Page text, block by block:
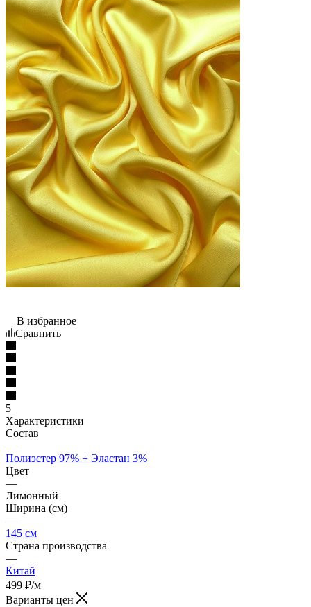
В избранное
Сравнить
5
Характеристики
Состав
—
Полиэстер 97% + Эластан 3%
Цвет
—
Лимонный
Ширина (см)
—
145 см
Страна производства
—
Китай
499 ₽/м
Варианты цен